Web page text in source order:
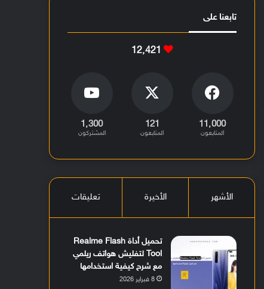
تابعنا على
12٬421
11٬000
المتابعون
121
المتابعون
1٬300
المشتركون
الأشهر الأخيرة تعليقات
تحميل أداة Realme Flash
Tool لتفليش هواتف ريلمي
مع شرح كيفية استخدامها
8 فبراير 2026